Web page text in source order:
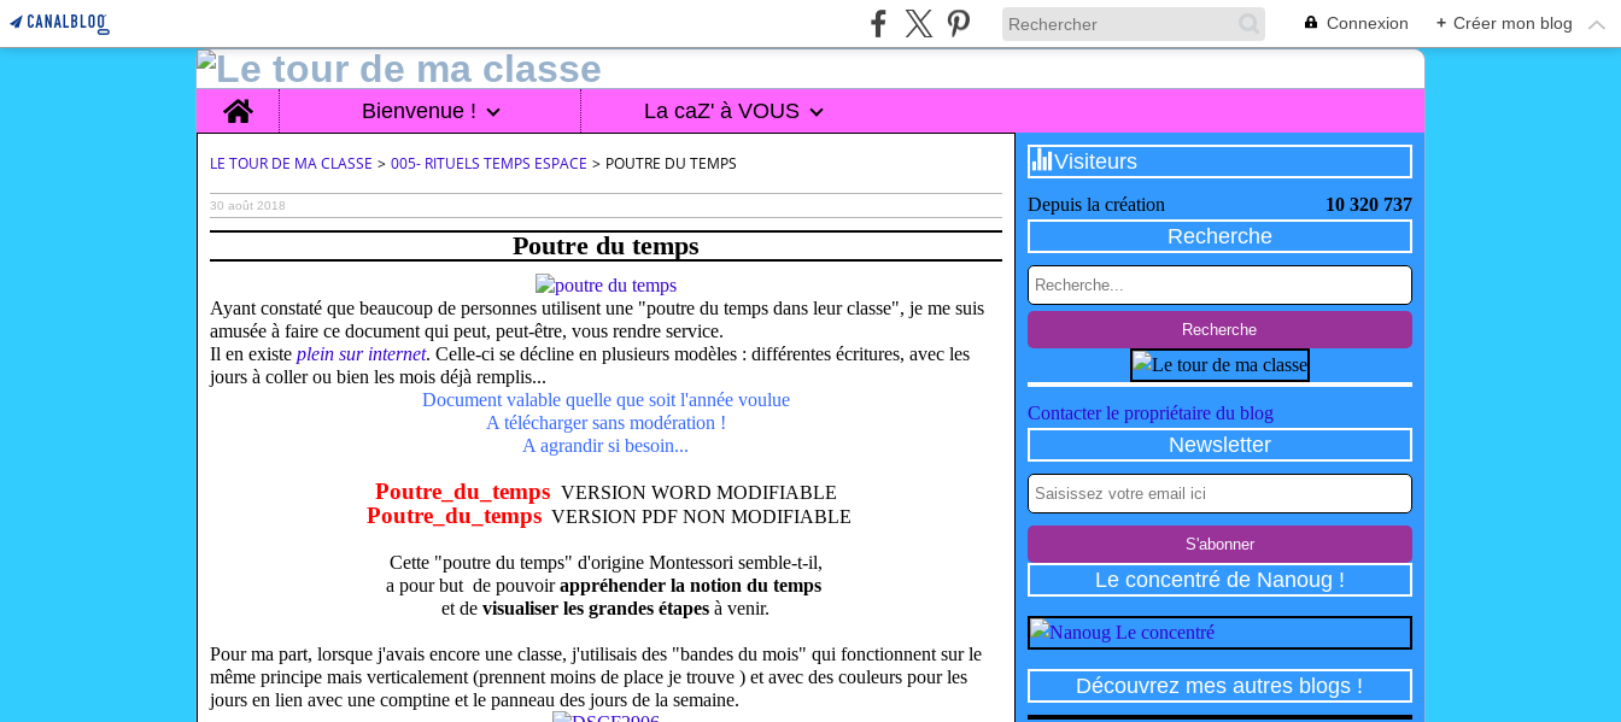
Connexion + Créer mon blog
Home Bienvenue ! La caZ' à VOUS
LE TOUR DE MA CLASSE > 005- RITUELS TEMPS ESPACE > POUTRE DU TEMPS
30 août 2018
Poutre du temps
Ayant constaté que beaucoup de personnes utilisent une "poutre du temps dans leur classe", je me suis
amusée à faire ce document qui peut, peut-être, vous rendre service.
Il en existe plein sur internet. Celle-ci se décline en plusieurs modèles : différentes écritures, avec les
jours à coller ou bien les mois déjà remplis...
Document valable quelle que soit l'année voulue
A télécharger sans modération !
A agrandir si besoin...
Poutre_du_temps VERSION WORD MODIFIABLE
Poutre_du_tempsVERSION PDF NON MODIFIABLE
Cette "poutre du temps" d'origine Montessori semble-t-il,
a pour but de pouvoirappréhender la notion du temps
et devisualiser les grandes étapes à venir.
Pour ma part, lorsque j'avais encore une classe, j'utilisais des "bandes du mois" qui fonctionnent sur le
même principe mais verticalement (prennent moins de place je trouve ) et avec des couleurs pour les
jours en lien avec une comptine et le panneau des jours de la semaine.
Visiteurs
Depuis la création 10 320 737
Recherche
Contacter le propriétaire du blog
Newsletter
Le concentré de Nanoug !
Découvrez mes autres blogs !